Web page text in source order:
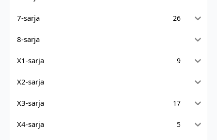
7-sarja 26
8-sarja
X1-sarja 9
X2-sarja
X3-sarja 17
X4-sarja 5